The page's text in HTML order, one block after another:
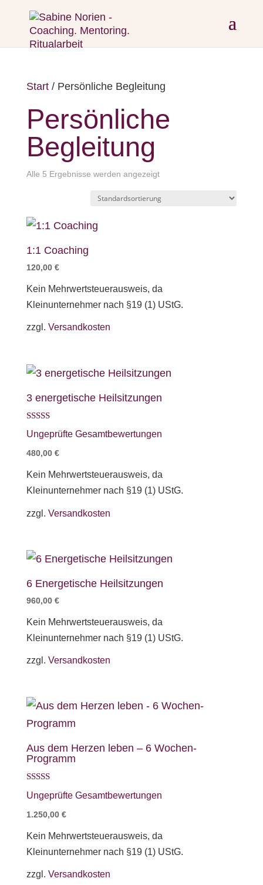
Start/ Persönliche Begleitung
Persönliche
Begleitung
Alle 5 Ergebnisse werden angezeigt
1:1 Coaching
120,00 €
Kein Mehrwertsteuerausweis, da
Kleinunternehmer nach §19 (1) UStG.
zzgl. Versandkosten
3 energetische Heilsitzungen
Bewertet mit
5.00
Ungeprüfte Gesamtbewertungen
480,00 €
Kein Mehrwertsteuerausweis, da
Kleinunternehmer nach §19 (1) UStG.
zzgl. Versandkosten
6 Energetische Heilsitzungen
960,00 €
Kein Mehrwertsteuerausweis, da
Kleinunternehmer nach §19 (1) UStG.
zzgl. Versandkosten
Aus dem Herzen leben – 6 Wochen-
Programm
Bewertet mit
5.00
Ungeprüfte Gesamtbewertungen
1.250,00 €
Kein Mehrwertsteuerausweis, da
Kleinunternehmer nach §19 (1) UStG.
zzgl. Versandkosten